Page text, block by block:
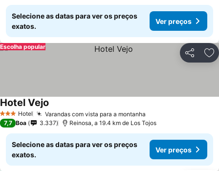
Selecione as datas para ver os preços
exatos.
Ver preços
Partilhar
Escolha popular
3 EstrelasHotel Varandas com vista para a montanha
Hotel Vejo
7,7 Boa 3.337 Reinosa, a 19.4 km de Los Tojos
Selecione as datas para ver os preços
exatos.
Ver preços